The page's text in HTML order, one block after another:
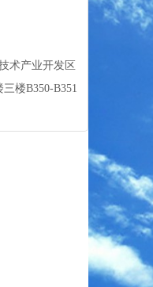
术产业开发区
楼B350-B351